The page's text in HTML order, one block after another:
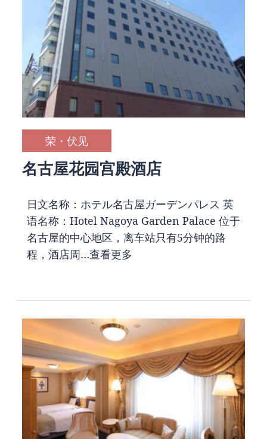
荣・伏见
名古屋花园宫殿酒店
日文名称：ホテル名古屋ガーデンパレス 英
语名称：Hotel Nagoya Garden Palace 位于
名古屋的中心地区，离车站只有5分钟的路
程，酒店周…查看更多